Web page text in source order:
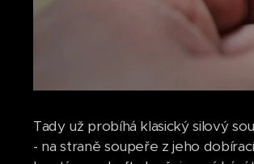
Tady už probíhá klasický silový
- na straně soupeře z jeho